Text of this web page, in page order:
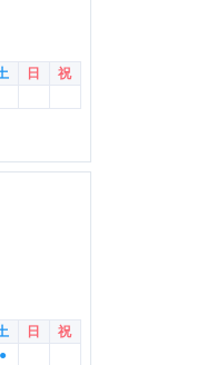
日
祝
日
祝
●